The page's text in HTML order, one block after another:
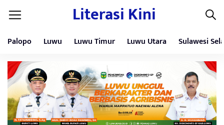
Literasi Kini
Palopo Luwu Luwu Timur Luwu Utara Sulawesi